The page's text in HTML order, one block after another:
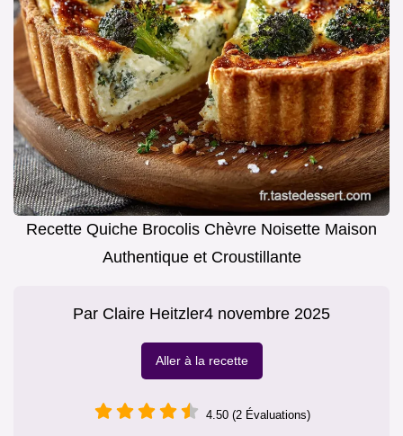
Recette Quiche Brocolis Chèvre Noisette Maison
Authentique et Croustillante
Par Claire Heitzler4 novembre 2025
Aller à la recette
4.50 (2 Évaluations)